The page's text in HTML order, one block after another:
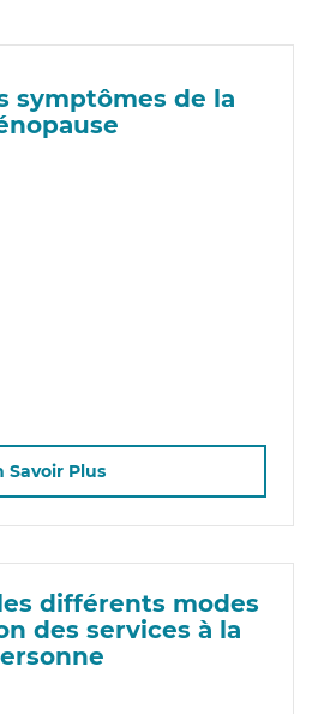
symptômes de la
Savoir Plus
différents modes
des services à la